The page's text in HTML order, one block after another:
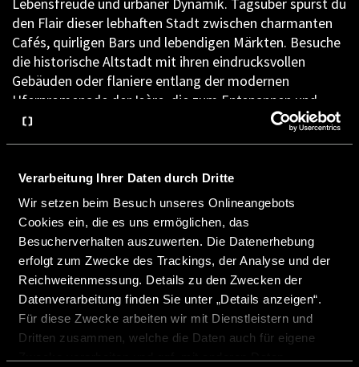
Verarbeitung Ihrer Daten durch Dritte
Wir setzen beim Besuch unseres Onlineangebots
Cookies ein, die es uns ermöglichen, das
Besucherverhalten auszuwerten. Die Datenerhebung
erfolgt zum Zwecke des Trackings, der Analyse und der
Reichweitenmessung. Details zu den Zwecken der
Datenverarbeitung finden Sie unter „Details anzeigen“.
Für diese Zwecke arbeiten wir mit Dienstleistern und
Dritten zusammen, welche die Daten auch für eigene
den Flair dieser lebhaften Stadt zwischen charmanten
Cafés, quirligen Bars und lebendigen Märkten. Besuche
die historische Altstadt mit ihren eindrucksvollen
Gebäuden oder flaniere entlang der modernen
Uferpromenade der Isère, die zum Entspannen und
Genießen einlädt.
unmittelbare Nähe zu einem unvergleichlichen Outdoor-
Paradies. Direkt vor den Toren der Stadt erheben sich
majestätische Bergketten, die dich zu vielfältigen
Aktivitäten einladen: Entdecke spektakuläre
Kletterspots in den steilen Wänden der Vercors-Felsen,
erobere atemberaubende Mountainbike-Trails oder
laufe auf beeindruckenden Trailrunning-Strecken
entlang alpiner Landschaften. Im Winter verwandeln
sich die umliegenden Berge in ein wahres Skiparadies –
Skigebiete wie Chamrousse bieten Abfahrten für jedes